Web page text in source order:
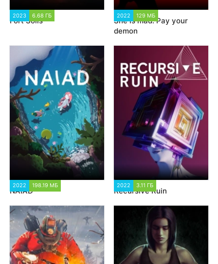
2023 6.68 ГБ
Fort Solis
2022 129 МБ
She is mad: Pay your
demon
2022 198.19 МБ
NAIAD
2022 3.11 ГБ
Recursive Ruin